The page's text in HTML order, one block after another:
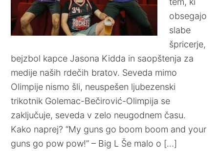
obsegajo
slabe
špricerje,
bejzbol kapce Jasona Kidda in saopštenja za
medije naših rdečih bratov. Seveda mimo
Olimpije nismo šli, neuspešen ljubezenski
trikotnik Golemac-Bečirović-Olimpija se
zaključuje, seveda v zelo neugodnem času.
Kako naprej? “My guns go boom boom and your
guns go pow pow!” – Big L Še malo o […]